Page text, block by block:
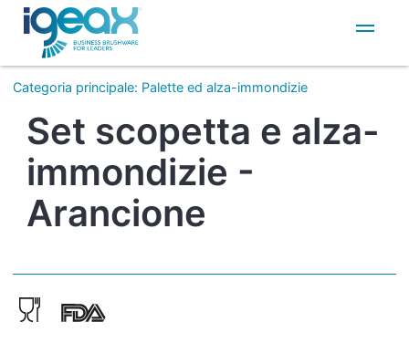
IT
EN
Categoria principale: Palette ed alza-immondizie
Set scopetta e alza-
immondizie -
Arancione